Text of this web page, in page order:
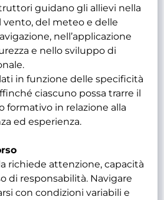
guidano gli allievi nella
del meteo e delle
nell’applicazione
e nello sviluppo di
in funzione delle specificità
ciascuno possa trarre il
formativo in relazione alla
ed esperienza.
richiede attenzione, capacità
di responsabilità. Navigare
con condizioni variabili e